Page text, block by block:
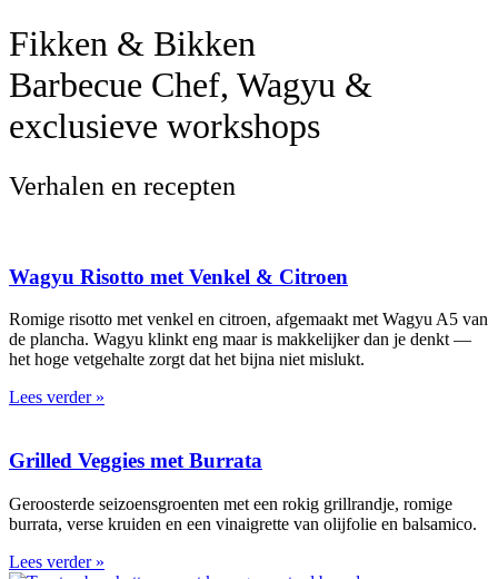
Fikken & Bikken
Barbecue Chef, Wagyu &
exclusieve workshops
Verhalen en recepten
Wagyu Risotto met Venkel & Citroen
Romige risotto met venkel en citroen, afgemaakt met Wagyu A5 van
de plancha. Wagyu klinkt eng maar is makkelijker dan je denkt —
het hoge vetgehalte zorgt dat het bijna niet mislukt.
Lees verder »
Grilled Veggies met Burrata
Geroosterde seizoensgroenten met een rokig grillrandje, romige
burrata, verse kruiden en een vinaigrette van olijfolie en balsamico.
Lees verder »